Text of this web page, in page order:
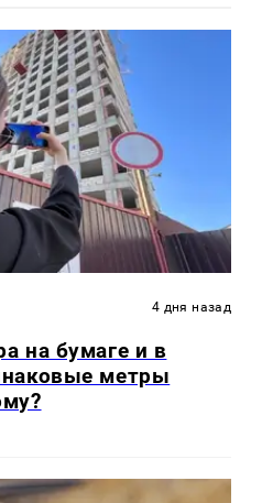
4 дня назад
на бумаге и в
метры